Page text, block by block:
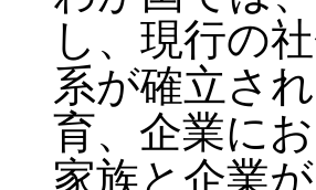
し、現行の
系が確立さ
育、企業に
家族と企業